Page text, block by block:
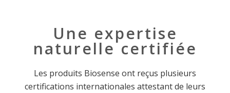
Une expertise
naturelle certifiée
Les produits Biosense ont reçus plusieurs
certifications internationales attestant de leurs